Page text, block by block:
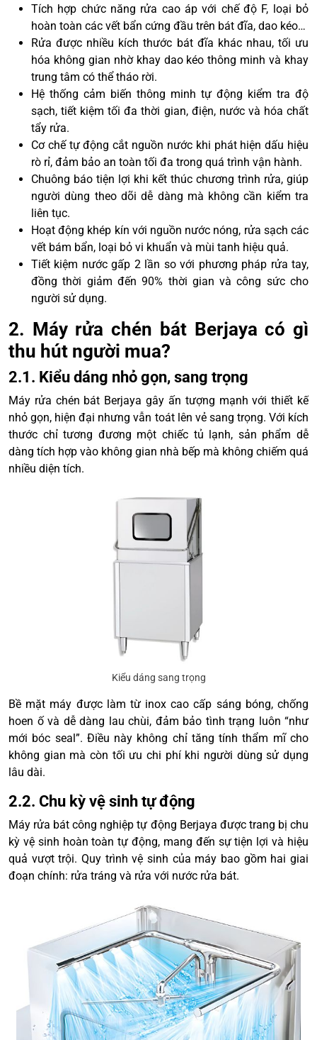
Tích hợp chức năng rửa cao áp với chế độ F, loại bỏ
hoàn toàn các vết bẩn cứng đầu trên bát đĩa, dao kéo…
Rửa được nhiều kích thước bát đĩa khác nhau, tối ưu
hóa không gian nhờ khay dao kéo thông minh và khay
trung tâm có thể tháo rời.
Hệ thống cảm biến thông minh tự động kiểm tra độ
sạch, tiết kiệm tối đa thời gian, điện, nước và hóa chất
tẩy rửa.
Cơ chế tự động cắt nguồn nước khi phát hiện dấu hiệu
rò rỉ, đảm bảo an toàn tối đa trong quá trình vận hành.
Chuông báo tiện lợi khi kết thúc chương trình rửa, giúp
người dùng theo dõi dễ dàng mà không cần kiểm tra
liên tục.
Hoạt động khép kín với nguồn nước nóng, rửa sạch các
vết bám bẩn, loại bỏ vi khuẩn và mùi tanh hiệu quả.
Tiết kiệm nước gấp 2 lần so với phương pháp rửa tay,
đồng thời giảm đến 90% thời gian và công sức cho
người sử dụng.
2. Máy rửa chén bát Berjaya có gì
thu hút người mua?
2.1. Kiểu dáng nhỏ gọn, sang trọng
Máy rửa chén bát Berjaya gây ấn tượng mạnh với thiết kế
nhỏ gọn, hiện đại nhưng vẫn toát lên vẻ sang trọng. Với kích
thước chỉ tương đương một chiếc tủ lạnh, sản phẩm dễ
dàng tích hợp vào không gian nhà bếp mà không chiếm quá
nhiều diện tích.
Kiểu dáng sang trọng
Bề mặt máy được làm từ inox cao cấp sáng bóng, chống
hoen ố và dễ dàng lau chùi, đảm bảo tình trạng luôn “như
mới bóc seal”. Điều này không chỉ tăng tính thẩm mĩ cho
không gian mà còn tối ưu chi phí khi người dùng sử dụng
lâu dài.
2.2. Chu kỳ vệ sinh tự động
Máy rửa bát công nghiệp tự động Berjaya được trang bị chu
kỳ vệ sinh hoàn toàn tự động, mang đến sự tiện lợi và hiệu
quả vượt trội. Quy trình vệ sinh của máy bao gồm hai giai
đoạn chính: rửa tráng và rửa với nước rửa bát.